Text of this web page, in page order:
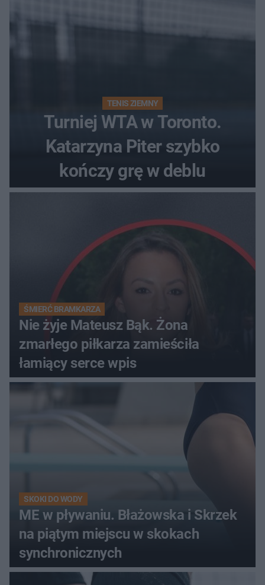
TENIS ZIEMNY
Turniej WTA w Toronto.
Katarzyna Piter szybko
kończy grę w deblu
ŚMIERĆ BRAMKARZA
Nie żyje Mateusz Bąk. Żona
zmarłego piłkarza zamieściła
łamiący serce wpis
SKOKI DO WODY
ME w pływaniu. Błażowska i Skrzek
na piątym miejscu w skokach
synchronicznych